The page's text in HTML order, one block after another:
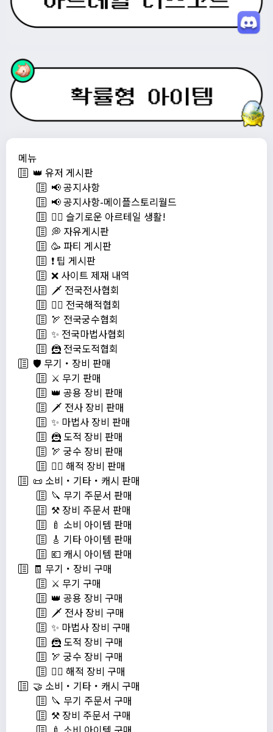
메뉴
👑 유저 게시판
📢 공지사항
📢 공지사항-메이플스토리월드
💁‍♂ 슬기로운 아르테일 생활!
💭 자유게시판
🥳 파티 게시판
❗️ 팁 게시판
❌ 사이트 제재 내역
🗡️ 전국전사협회
🏴‍☠️ 전국해적협회
🏹 전국궁수협회
✨ 전국마법사협회
🦹 전국도적협회
🛡️ 무기・장비 판매
⚔️ 무기 판매
👑 공용 장비 판매
🗡️ 전사 장비 판매
✨ 마법사 장비 판매
🦹 도적 장비 판매
🏹 궁수 장비 판매
🏴‍☠️ 해적 장비 판매
📜 소비・기타・캐시 판매
🔪 무기 주문서 판매
⚒️ 장비 주문서 판매
🍼 소비 아이템 판매
🎸 기타 아이템 판매
💶 캐시 아이템 판매
🧾 무기・장비 구매
⚔️ 무기 구매
👑 공용 장비 구매
🗡️ 전사 장비 구매
✨ 마법사 장비 구매
🦹 도적 장비 구매
🏹 궁수 장비 구매
🏴‍☠️ 해적 장비 구매
🤝 소비・기타・캐시 구매
🔪 무기 주문서 구매
⚒️ 장비 주문서 구매